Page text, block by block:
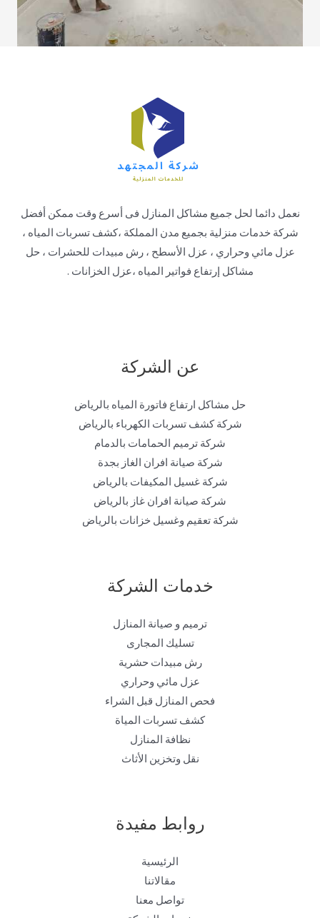
نعمل دائما لحل جميع مشاكل المنازل فى أسرع وقت ممكن أفضل
شركة خدمات منزلية بجميع مدن المملكة ،كشف تسربات المياه ،
عزل مائي وحراري ، عزل الأسطح ، رش مبيدات للحشرات ، حل
مشاكل إرتفاع فواتير المياه ،عزل الخزانات .
عن الشركة
حل مشاكل ارتفاع فاتورة المياه بالرياض
شركة كشف تسربات الكهرباء بالرياض
شركة ترميم الحمامات بالدمام
شركة صيانة افران الغاز بجدة
شركة غسيل المكيفات بالرياض
شركة صيانة افران غاز بالرياض
شركة تعقيم وغسيل خزانات بالرياض
خدمات الشركة
ترميم و صيانة المنازل
تسليك المجارى
رش مبيدات حشرية
عزل مائي وحراري
فحص المنازل قبل الشراء
كشف تسربات المياة
نظافة المنازل
نقل وتخزين الأثاث
روابط مفيدة
الرئيسية
مقالاتنا
تواصل معنا